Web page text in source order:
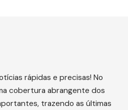
rápidas e precisas! No
cobertura abrangente dos
trazendo as últimas